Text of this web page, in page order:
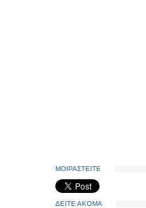
ΜΟΙΡΑΣΤΕΙΤΕ
ΔΕΙΤΕ ΑΚΟΜΑ